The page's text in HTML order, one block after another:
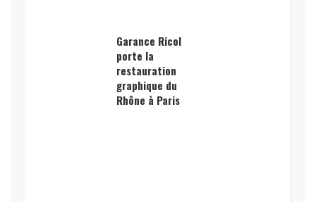
Garance Ricol
porte la
restauration
graphique du
Rhône à Paris